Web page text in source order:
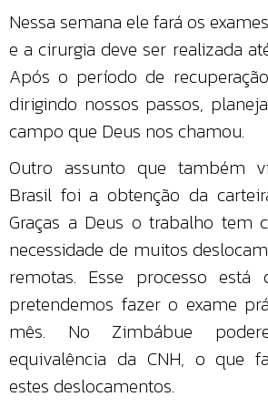
Nessa semana ele fará os
e a cirurgia deve ser realizada
Após o período de
dirigindo nossos passos,
campo que Deus nos chamou.
Outro assunto que também
Brasil foi a obtenção da
Graças a Deus o trabalho tem
necessidade de muitos
remotas. Esse processo está
pretendemos fazer o exame
mês. No Zimbábue
equivalência da CNH, o que
estes deslocamentos.